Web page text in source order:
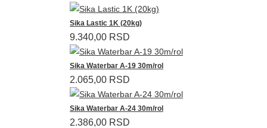
Sika Lastic 1K (20kg)
9.340,00 RSD
Sika Waterbar A-19 30m/rol
2.065,00 RSD
Sika Waterbar A-24 30m/rol
2.386,00 RSD